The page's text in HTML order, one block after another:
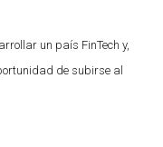
un país FinTech y,
de subirse al